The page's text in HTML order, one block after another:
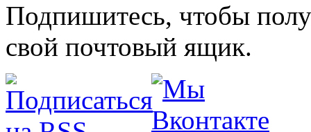
Подпишитесь, чтобы
свой почтовый ящик.